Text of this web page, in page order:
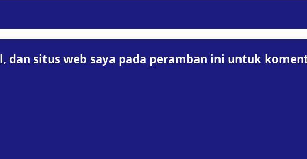
dan situs web saya pada peramban ini untuk